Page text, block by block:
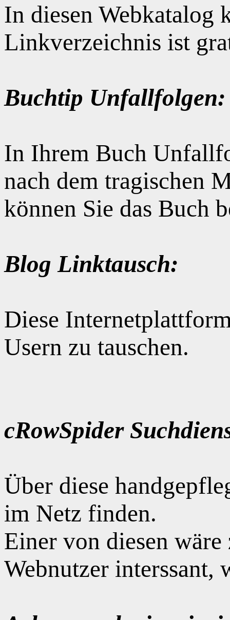
In diesen Webkatalog
Linkverzeichnis ist
Buchtip Unfallfolgen:
In Ihrem Buch
nach dem tragischen
können Sie das Buch
Blog Linktausch:
Diese
Usern zu tauschen.
cRowSpider
Über diese
im Netz finden.
Einer von diesen
Webnutzer interssant,